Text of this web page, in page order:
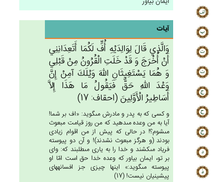
آیات
وَالَّذِي‌ قَال‌َ لِوَالِدَيْه‌ِ أُف‌ٍّ لَكُمَا أَتَعِدَانِنِي‌
أَن‌ْ أُخْرَج‌َ وَ قَدْ خَلَت‌ِ الْقُرُون‌ُ مِنْ‌ قَبْلِي‌
وَ هُمَا يَسْتَغِيثَان‌ِ الله‌َ وَيْلَك‌َ آمِن‌ْ إِن‌َّ
وَعْدَ الله‌ِ حَق‌ٌّ فَيَقُول‌ُ مَا هَذَا إِلاَّ
أَسَاطِيرُ الْأَوَّلِين‌َ (احقاف: 17)
و كسى كه به پدر و مادرش مى‏گويد: «اف بر شما!
آيا به من وعده مى‏دهيد كه من روز قيامت مبعوث
مى‏شوم؟! در حالى كه پيش از من اقوام زيادى
بودند (و هرگز مبعوث نشدند)! و آن دو پيوسته
فرياد مى‏كشند و خدا را به يارى مى‏طلبند كه: واى
بر تو، ايمان بياور كه وعده خدا حق است امّا او
پيوسته مى‏گويد:» اينها چيزى جز افسانه‏هاى
پيشينيان نيست! (17)